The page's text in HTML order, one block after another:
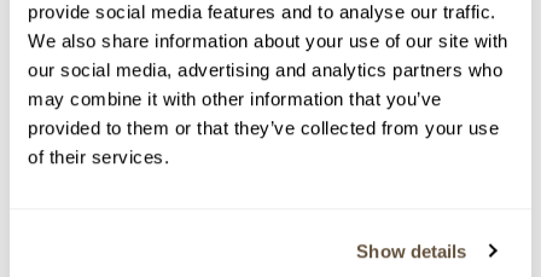
provide social media features and to analyse our traffic.
We also share information about your use of our site with
our social media, advertising and analytics partners who
may combine it with other information that you’ve
provided to them or that they’ve collected from your use
of their services.
Show details
> zpět na aukční výsledky
VYDRAŽENO
Alois Wierer
52765. Námluvy na plese
Dražba ukončena:
20 000 Kč